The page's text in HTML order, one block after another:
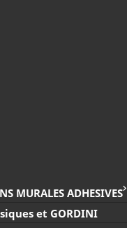
MURALES ADHESIVES
et GORDINI